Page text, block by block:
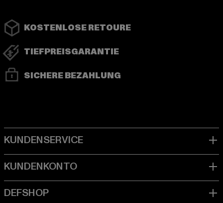
KOSTENLOSE RETOURE
TIEFPREISGARANTIE
SICHERE BEZAHLUNG